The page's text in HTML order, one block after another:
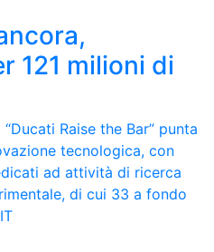
121 milioni di
Raise the Bar” punta
tecnologica, con
ad attività di ricerca
di cui 33 a fondo